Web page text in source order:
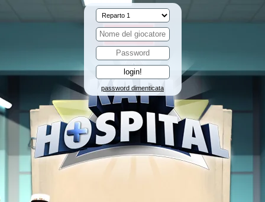
password dimenticata